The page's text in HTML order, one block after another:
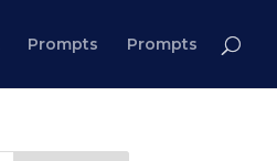
Prompts Prompts